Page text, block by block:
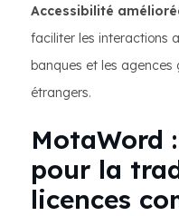
Accessibilité
faciliter les interactions
banques et les
étrangers.
MotaWord
pour la
licences